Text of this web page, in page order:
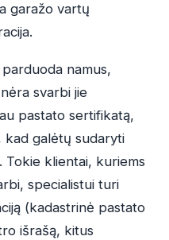
garažo vartų
namus,
svarbi jie
pastato sertifikatą,
galėtų sudaryti
Tokie klientai, kuriems
specialistui turi
(kadastrinė pastato
išrašą, kitus